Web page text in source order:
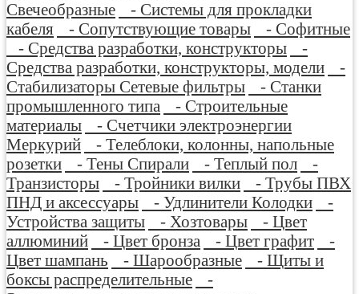
Свечеобразные
- Системы для прокладки
кабеля
- Сопутствующие товары
- Софитные
- Средства разработки, конструкторы
-
Средства разработки, конструкторы, модели
-
Стабилизаторы Сетевые фильтры
- Станки
промышленного типа
- Строительные
материалы
- Счетчики электроэнергии
Меркурий
- Телеблоки, колонны, напольные
розетки
- Тены Спирали - Теплый пол
-
Транзисторы
- Тройники вилки
- Трубы ПВХ
ПНД и аксессуары
- Удлинители Колодки
-
Устройства защиты
- Хозтовары
- Цвет
аллюминий
- Цвет бронза - Цвет графит
-
Цвет шампань
- Шарообразные
- Щиты и
боксы распределительные
-